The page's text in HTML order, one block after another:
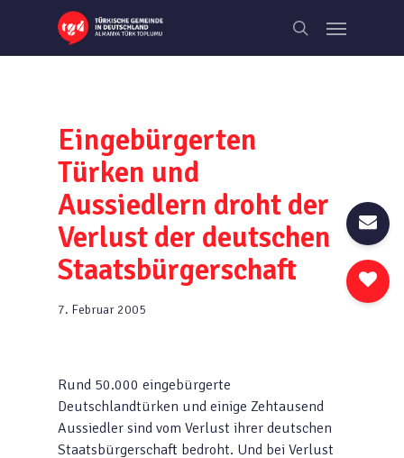
main
search
Menu
Eingebürgerten
Türken und
Aussiedlern droht der
Verlust der deutschen
Staatsbürgerschaft
7. Februar 2005
Rund 50.000 eingebürgerte
Deutschlandtürken und einige Zehtausend
Aussiedler sind vom Verlust ihrer deutschen
Staatsbürgerschaft bedroht. Und bei Verlust